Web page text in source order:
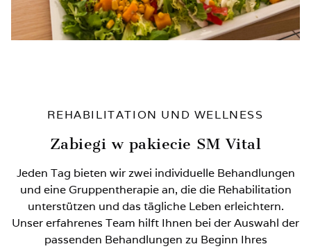
REHABILITATION UND WELLNESS
Zabiegi w pakiecie SM Vital
Jeden Tag bieten wir zwei individuelle Behandlungen
und eine Gruppentherapie an, die die Rehabilitation
unterstützen und das tägliche Leben erleichtern.
Unser erfahrenes Team hilft Ihnen bei der Auswahl der
passenden Behandlungen zu Beginn Ihres